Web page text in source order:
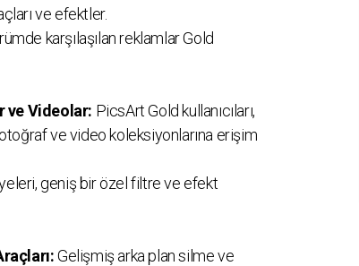
ve efektler.
karşılaşılan reklamlar Gold
ve Videolar: PicsArt Gold kullanıcıları,
ve video koleksiyonlarına erişim
geniş bir özel filtre ve efekt
Gelişmiş arka plan silme ve